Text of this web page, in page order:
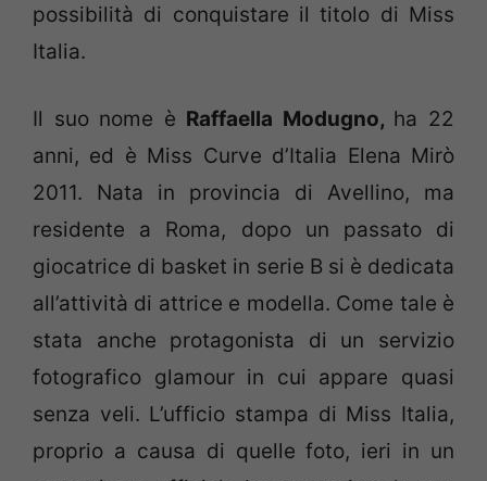
possibilità di conquistare il titolo di Miss
Italia.
Il suo nome è Raffaella Modugno, ha 22
anni, ed è Miss Curve d’Italia Elena Mirò
2011. Nata in provincia di Avellino, ma
residente a Roma, dopo un passato di
giocatrice di basket in serie B si è dedicata
all’attività di attrice e modella. Come tale è
stata anche protagonista di un servizio
fotografico glamour in cui appare quasi
senza veli. L’ufficio stampa di Miss Italia,
proprio a causa di quelle foto, ieri in un